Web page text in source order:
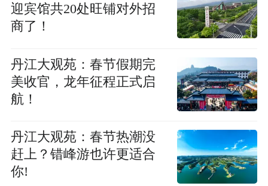
迎宾馆共20处旺铺对外招
商了！
丹江大观苑：春节假期完
美收官，龙年征程正式启
航！
丹江大观苑：春节热潮没
赶上？错峰游也许更适合
你!